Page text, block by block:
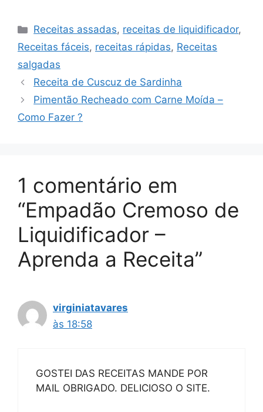
Categorias
Receitas assadas, receitas de liquidificador,
Receitas fáceis, receitas rápidas, Receitas
salgadas
Receita de Cuscuz de Sardinha
Pimentão Recheado com Carne Moída –
Como Fazer ?
1 comentário em
“Empadão Cremoso de
Liquidificador –
Aprenda a Receita”
virginiatavares
às 18:58
GOSTEI DAS RECEITAS MANDE POR
MAIL OBRIGADO. DELICIOSO O SITE.